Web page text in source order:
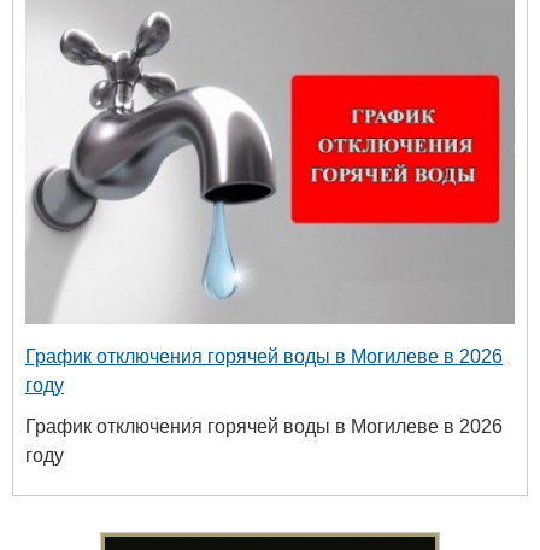
График отключения горячей воды в Могилеве в 2026
году
График отключения горячей воды в Могилеве в 2026
году